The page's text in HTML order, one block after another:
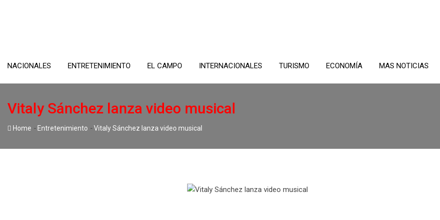
NACIONALES ENTRETENIMIENTO EL CAMPO INTERNACIONALES TURISMO ECONOMÍA MAS NOTICIAS
Vitaly Sánchez lanza video musical
Home - Entretenimiento -Vitaly Sánchez lanza video musical